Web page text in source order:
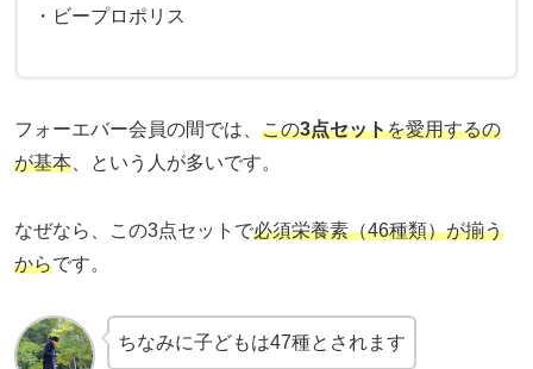
・ビープロポリス
フォーエバー会員の間では、 この3点セットを愛用するの
が基本 、という人が多いです。
なぜなら、この3点セットで必須栄養素（46種類）が揃う
からです。
ちなみに子どもは47種とされます